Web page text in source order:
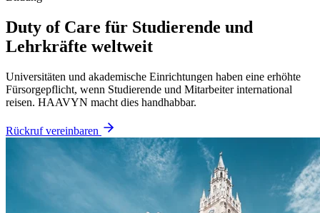
Duty of Care für Studierende und
Lehrkräfte weltweit
Universitäten und akademische Einrichtungen haben eine erhöhte
Fürsorgepflicht, wenn Studierende und Mitarbeiter international
reisen. HAAVYN macht dies handhabbar.
Rückruf vereinbaren